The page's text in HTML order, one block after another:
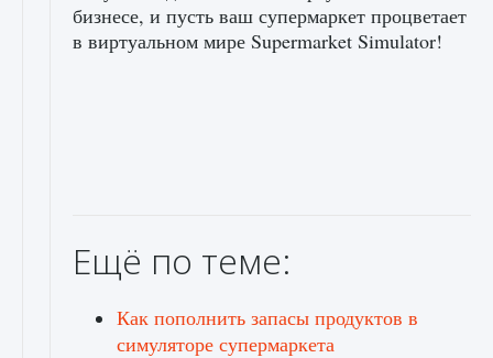
бизнесе, и пусть ваш супермаркет процветает
в виртуальном мире Supermarket Simulator!
Ещё по теме:
Как пополнить запасы продуктов в
симуляторе супермаркета